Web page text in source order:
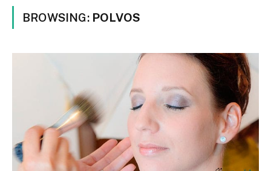
BROWSING: POLVOS